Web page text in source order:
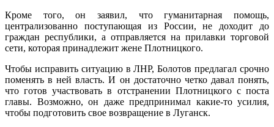
Кроме того, он заявил, что гуманитарная помощь,
централизованно поступающая из России, не доходит до
граждан республики, а отправляется на прилавки торговой
сети, которая принадлежит жене Плотницкого.
Чтобы исправить ситуацию в ЛНР, Болотов предлагал срочно
поменять в ней власть. И он достаточно четко давал понять,
что готов участвовать в отстранении Плотницкого с поста
главы. Возможно, он даже предпринимал какие-то усилия,
чтобы подготовить свое возвращение в Луганск.